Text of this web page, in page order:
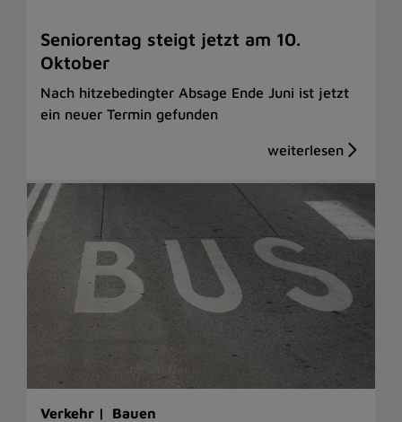
Seniorentag steigt jetzt am 10.
Oktober
Nach hitzebedingter Absage Ende Juni ist jetzt
ein neuer Termin gefunden
Verkehr | Bauen